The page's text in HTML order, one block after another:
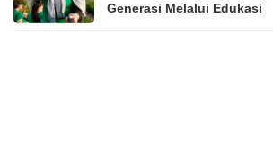
Generasi Melalui Edukasi